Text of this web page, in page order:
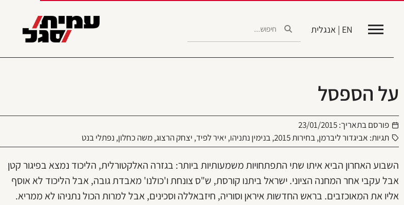
EN | אנגלית
על הספסל
פורסם בתאריך:23/01/2015
תגיות: אביגדור ליברמן,בחירות 2015 ,בנימין נתניהו, יאיר לפיד, יצחק הרצוג,משה כחלון, נפתלי בנט
השבוע האחרון הביא איתו שתי התפתחויות משמעותיות ביותר: בגזרה האלקטורלית, הליכוד נמצא בפיגור קטן
אבל עקבי אחר המחנה הציוני. ישראל ביתנו קורסת, ש"ס צונחת ו'כולנו' מאבדת גובה, אבל הליכוד לא אוסף
אליו את המאוכזבים. בראש החדשות איראן וסוריה, חיזבאללה וסכינים, אבל למרות הכול נתניהו לא ממריא.